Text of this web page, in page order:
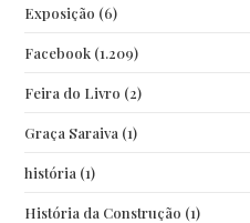
Exposição (6)
Facebook (1.209)
Feira do Livro (2)
Graça Saraiva (1)
história (1)
História da Construção (1)